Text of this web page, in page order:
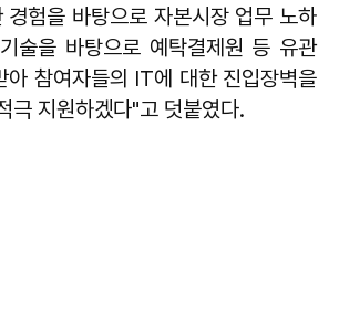
경험을 바탕으로 자본시장 업무 노하
술을 바탕으로 예탁결제원 등 유관
아 참여자들의 IT에 대한 진입장벽을
극 지원하겠다"고 덧붙였다.